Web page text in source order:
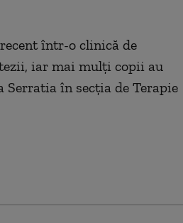
într-o clinică de
iar mai mulţi copii au
în secţia de Terapie